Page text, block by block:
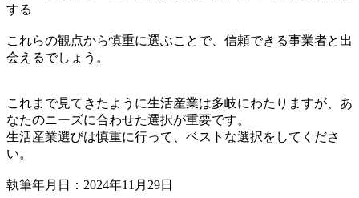
する
これらの観点から慎重に選ぶことで、信頼できる事業者と出
会えるでしょう。
これまで見てきたように生活産業は多岐にわたりますが、あ
なたのニーズに合わせた選択が重要です。
生活産業選びは慎重に行って、ベストな選択をしてくださ
い。
執筆年月日：2024年11月29日